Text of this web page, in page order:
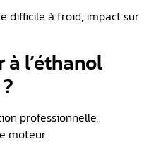
difficile à froid, impact sur
l’éthanol
professionnelle,
moteur.